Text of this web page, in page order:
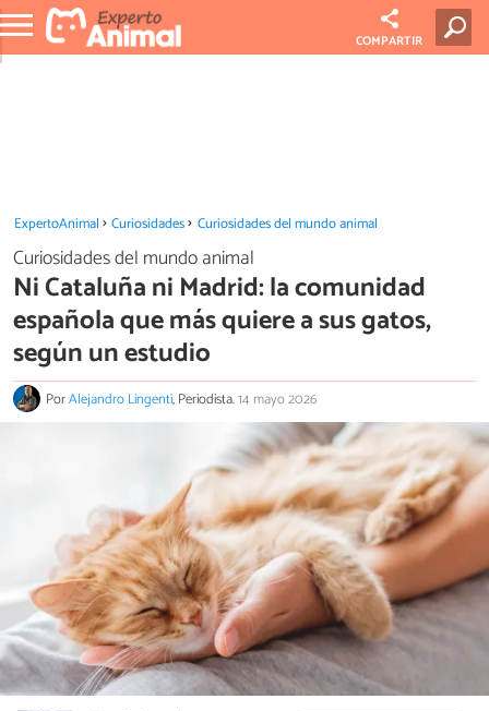
COMPARTIR
ExpertoAnimal Curiosidades Curiosidades del mundo animal
Curiosidades del mundo animal
Ni Cataluña ni Madrid: la comunidad
española que más quiere a sus gatos,
según un estudio
PorAlejandro Lingenti, Periodista.14 mayo 2026